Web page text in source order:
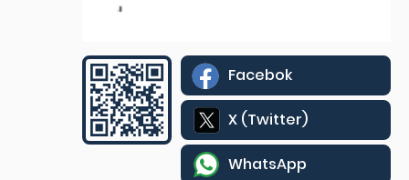
Facebok
X (Twitter)
WhatsApp